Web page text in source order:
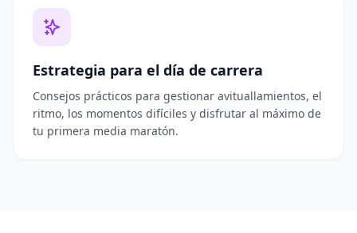
Estrategia para el día de carrera
Consejos prácticos para gestionar avituallamientos, el
ritmo, los momentos difíciles y disfrutar al máximo de
tu primera media maratón.